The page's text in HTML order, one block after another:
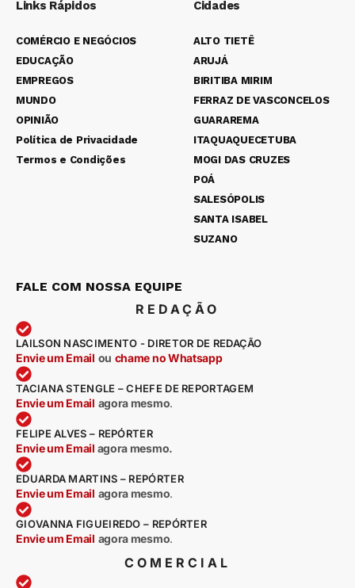
Links Rápidos
COMÉRCIO E NEGÓCIOS
EDUCAÇÃO
EMPREGOS
MUNDO
OPINIÃO
Política de Privacidade
Termos e Condições
Cidades
ALTO TIETÊ
ARUJÁ
BIRITIBA MIRIM
FERRAZ DE VASCONCELOS
GUARAREMA
ITAQUAQUECETUBA
MOGI DAS CRUZES
POÁ
SALESÓPOLIS
SANTA ISABEL
SUZANO
FALE COM NOSSA EQUIPE
REDAÇÃO
LAILSON NASCIMENTO - DIRETOR DE REDAÇÃO
Envie um Email ou chame no Whatsapp
TACIANA STENGLE – CHEFE DE REPORTAGEM
Envie um Email agora mesmo.
FELIPE ALVES – REPÓRTER
Envie um Email agora mesmo.
EDUARDA MARTINS – REPÓRTER
Envie um Email agora mesmo.
GIOVANNA FIGUEIREDO – REPÓRTER
Envie um Email agora mesmo.
COMERCIAL